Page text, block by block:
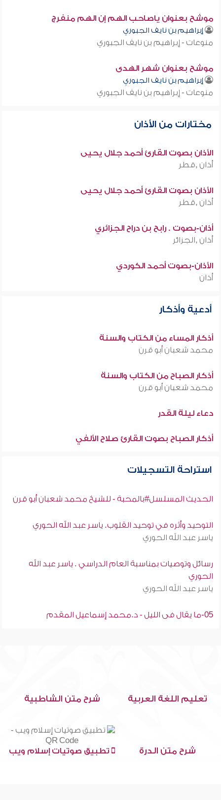
موشح بعنوان ياصاحب الهم إن الهم منفرج
إبراهيم بن نايف الجبوري
منوعات - إبراهيم بن نايف الجبوري
موشح بعنوان شهر الهدى
إبراهيم بن نايف الجبوري
منوعات - إبراهيم بن نايف الجبوري
مختارات من الأذان
الأذان بصوت القارئ أحمد جلال يحيى
أذان ,قطر
الأذان بصوت القارئ أحمد جلال يحيى
أذان ,قطر
أذان-بصوت . رابح بن دراح الجزائري
أذان ,الجزائر
الأذان-بصوت أحمد الكوردي
أذان
أدعية وأذكار
أذكار المساء من الكتاب والسنة
محمد شعبان أبو قرن
أذكار الصباح من الكتاب والسنة
محمد شعبان أبو قرن
دعاء ليلة القدر
أذكار الصباح بصوت القارئ صلاح الألفي
استراحة التسجيلات
الحديث المسلسل#بالمحبة - للشيخ محمد شعبان أبو قرن
التوحيد وأثره في توحيد القلوب. ياسر عبد الله الحوري
ياسر عبد الله الحوري
رسائل وتوصيات بمناسبة العام الدراسي . ياسر عبد الله
الحوري
ياسر عبد الله الحوري
05-ما يقال فى الليل - د.محمد إسماعيل المقدم
تعليم اللغة العربية شرح متن الشاطبية
شرح متن الدرة تطبيق صوتيات إسلام ويب